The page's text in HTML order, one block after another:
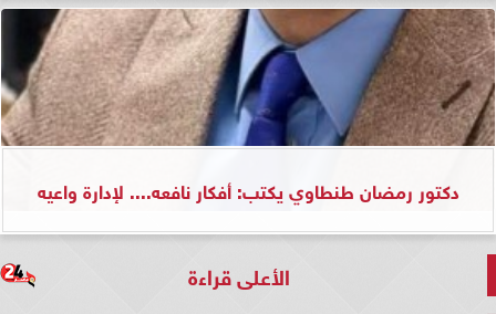
دكتور رمضان طنطاوي يكتب: أفكار نافعه.... لإدارة واعيه
الأعلى قراءة